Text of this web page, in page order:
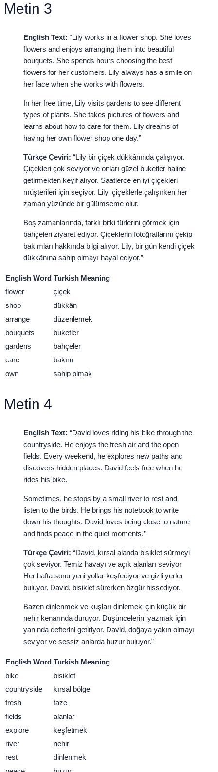
Metin 3
English Text: “Lily works in a flower shop. She loves
flowers and enjoys arranging them into beautiful
bouquets. She spends hours choosing the best
flowers for her customers. Lily always has a smile on
her face when she works with flowers.
In her free time, Lily visits gardens to see different
types of plants. She takes pictures of flowers and
learns about how to care for them. Lily dreams of
having her own flower shop one day.”
Türkçe Çeviri: “Lily bir çiçek dükkânında çalışıyor.
Çiçekleri çok seviyor ve onları güzel buketler haline
getirmekten keyif alıyor. Saatlerce en iyi çiçekleri
müşterileri için seçiyor. Lily, çiçeklerle çalışırken her
zaman yüzünde bir gülümseme olur.
Boş zamanlarında, farklı bitki türlerini görmek için
bahçeleri ziyaret ediyor. Çiçeklerin fotoğraflarını çekip
bakımları hakkında bilgi alıyor. Lily, bir gün kendi çiçek
dükkânına sahip olmayı hayal ediyor.”
English Word Turkish Meaning
flower
çiçek
shop
dükkân
arrange
düzenlemek
bouquets
buketler
gardens
bahçeler
care
bakım
own
sahip olmak
Metin 4
English Text: “David loves riding his bike through the
countryside. He enjoys the fresh air and the open
fields. Every weekend, he explores new paths and
discovers hidden places. David feels free when he
rides his bike.
Sometimes, he stops by a small river to rest and
listen to the birds. He brings his notebook to write
down his thoughts. David loves being close to nature
and finds peace in the quiet moments.”
Türkçe Çeviri: “David, kırsal alanda bisiklet sürmeyi
çok seviyor. Temiz havayı ve açık alanları seviyor.
Her hafta sonu yeni yollar keşfediyor ve gizli yerler
buluyor. David, bisiklet sürerken özgür hissediyor.
Bazen dinlenmek ve kuşları dinlemek için küçük bir
nehir kenarında duruyor. Düşüncelerini yazmak için
yanında defterini getiriyor. David, doğaya yakın olmayı
seviyor ve sessiz anlarda huzur buluyor.”
English Word Turkish Meaning
bike
bisiklet
countryside
kırsal bölge
fresh
taze
fields
alanlar
explore
keşfetmek
river
nehir
rest
dinlenmek